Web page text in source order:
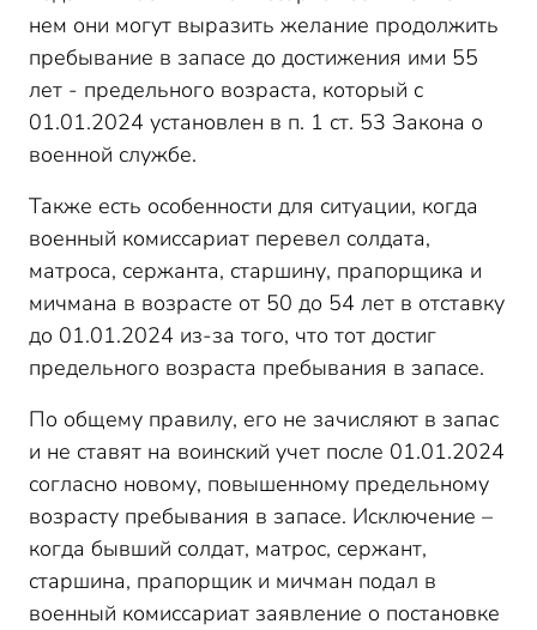
нем они могут выразить желание продолжить
пребывание в запасе до достижения ими 55
лет - предельного возраста, который с
01.01.2024 установлен в п. 1 ст. 53 Закона о
военной службе.
Также есть особенности для ситуации, когда
военный комиссариат перевел солдата,
матроса, сержанта, старшину, прапорщика и
мичмана в возрасте от 50 до 54 лет в отставку
до 01.01.2024 из-за того, что тот достиг
предельного возраста пребывания в запасе.
По общему правилу, его не зачисляют в запас
и не ставят на воинский учет после 01.01.2024
согласно новому, повышенному предельному
возрасту пребывания в запасе. Исключение –
когда бывший солдат, матрос, сержант,
старшина, прапорщик и мичман подал в
военный комиссариат заявление о постановке